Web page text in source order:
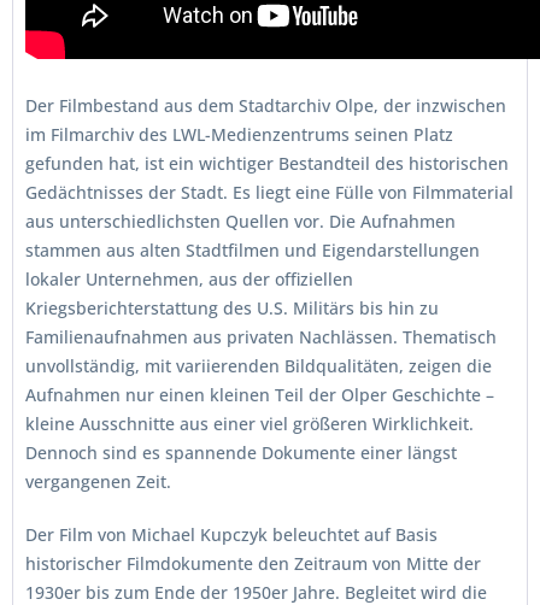
Der Filmbestand aus dem Stadtarchiv Olpe, der inzwischen
im Filmarchiv des LWL-Medienzentrums seinen Platz
gefunden hat, ist ein wichtiger Bestandteil des historischen
Gedächtnisses der Stadt. Es liegt eine Fülle von Filmmaterial
aus unterschiedlichsten Quellen vor. Die Aufnahmen
stammen aus alten Stadtfilmen und Eigendarstellungen
lokaler Unternehmen, aus der offiziellen
Kriegsberichterstattung des U.S. Militärs bis hin zu
Familienaufnahmen aus privaten Nachlässen. Thematisch
unvollständig, mit variierenden Bildqualitäten, zeigen die
Aufnahmen nur einen kleinen Teil der Olper Geschichte –
kleine Ausschnitte aus einer viel größeren Wirklichkeit.
Dennoch sind es spannende Dokumente einer längst
vergangenen Zeit.
Der Film von Michael Kupczyk beleuchtet auf Basis
historischer Filmdokumente den Zeitraum von Mitte der
1930er bis zum Ende der 1950er Jahre. Begleitet wird die